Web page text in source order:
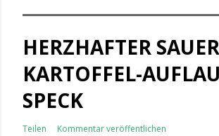
HERZHAFTER
KARTOFFEL-
SPECK
Teilen Kommentar veröffentlichen